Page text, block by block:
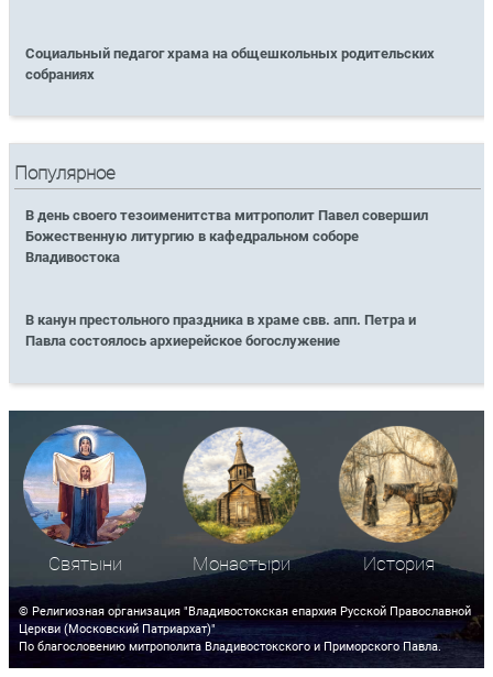
Социальный педагог храма на общешкольных родительских
собраниях
Популярное
В день своего тезоименитства митрополит Павел совершил
Божественную литургию в кафедральном соборе
Владивостока
В канун престольного праздника в храме свв. апп. Петра и
Павла состоялось архиерейское богослужение
Святыни Монастыри История
© Религиозная организация "Владивостокская епархия Русской Православной
Церкви (Московский Патриархат)"
По благословению митрополита Владивостокского и Приморского Павла.